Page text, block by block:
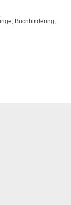
Buchbindering,